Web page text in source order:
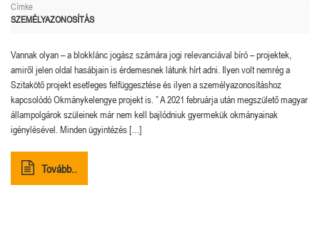
Címke
SZEMÉLYAZONOSÍTÁS
Vannak olyan – a blokklánc jogász számára jogi relevanciával bíró – projektek,
amiről jelen oldal hasábjain is érdemesnek látunk hírt adni. Ilyen volt nemrég a
Szitakötő projekt esetleges felfüggesztése és ilyen a személyazonosításhoz
kapcsolódó Okmánykelengye projekt is. ” A 2021 februárja után megszülető magyar
állampolgárok szüleinek már nem kell bajlódniuk gyermekük okmányainak
igénylésével. Minden ügyintézés […]
Tovább..